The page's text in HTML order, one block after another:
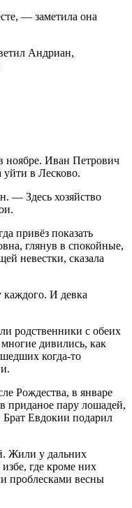
— заметила она
Андриан,
ноябре. Иван Петрович
в Лесково.
— Здесь хозяйство
привёз показать
глянув в спокойные,
невестки, сказала
И девка
родственники с обеих
дивились, как
когда-то
Рождества, в январе
приданое пару лошадей,
Брат Евдокии подарил
Жили у дальних
где кроме них
проблесками весны